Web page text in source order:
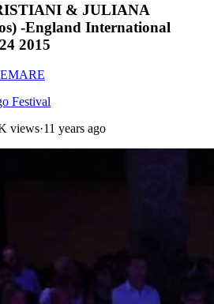
& JULIANA
-England International
2015
Festival
views·11 years ago